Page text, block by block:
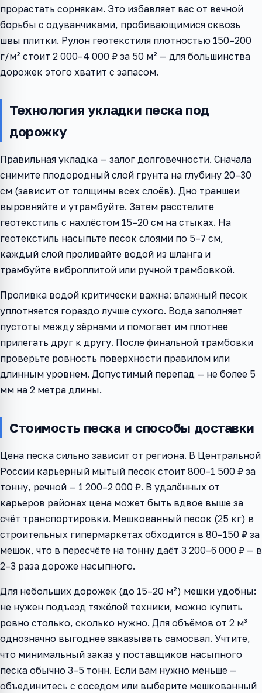
прорастать сорнякам. Это избавляет вас от вечной
борьбы с одуванчиками, пробивающимися сквозь
швы плитки. Рулон геотекстиля плотностью 150–200
г/м² стоит 2 000–4 000 ₽ за 50 м² — для большинства
дорожек этого хватит с запасом.
Технология укладки песка под
дорожку
Правильная укладка — залог долговечности. Сначала
снимите плодородный слой грунта на глубину 20–30
см (зависит от толщины всех слоёв). Дно траншеи
выровняйте и утрамбуйте. Затем расстелите
геотекстиль с нахлёстом 15–20 см на стыках. На
геотекстиль насыпьте песок слоями по 5–7 см,
каждый слой проливайте водой из шланга и
трамбуйте виброплитой или ручной трамбовкой.
Проливка водой критически важна: влажный песок
уплотняется гораздо лучше сухого. Вода заполняет
пустоты между зёрнами и помогает им плотнее
прилегать друг к другу. После финальной трамбовки
проверьте ровность поверхности правилом или
длинным уровнем. Допустимый перепад — не более 5
мм на 2 метра длины.
Стоимость песка и способы доставки
Цена песка сильно зависит от региона. В Центральной
России карьерный мытый песок стоит 800–1 500 ₽ за
тонну, речной — 1 200–2 000 ₽. В удалённых от
карьеров районах цена может быть вдвое выше за
счёт транспортировки. Мешкованный песок (25 кг) в
строительных гипермаркетах обходится в 80–150 ₽ за
мешок, что в пересчёте на тонну даёт 3 200–6 000 ₽ — в
2–3 раза дороже насыпного.
Для небольших дорожек (до 15–20 м²) мешки удобны:
не нужен подъезд тяжёлой техники, можно купить
ровно столько, сколько нужно. Для объёмов от 2 м³
однозначно выгоднее заказывать самосвал. Учтите,
что минимальный заказ у поставщиков насыпного
песка обычно 3–5 тонн. Если вам нужно меньше —
объединитесь с соседом или выберите мешкованный